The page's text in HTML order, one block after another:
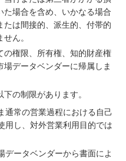
た場合を含め、いかなる場合
たは間接的、派生的、付帯的
ん。
の権限、所有権、知的財産権
データベンダーに帰属しま
の制限があります。
通常の営業過程における自己
用し、対外営業利用目的では
データベンダーから書面によ